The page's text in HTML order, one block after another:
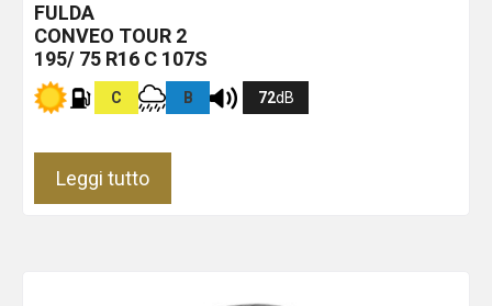
FULDA
CONVEO TOUR 2
195/ 75 R16 C 107S
C B 72dB
Leggi tutto